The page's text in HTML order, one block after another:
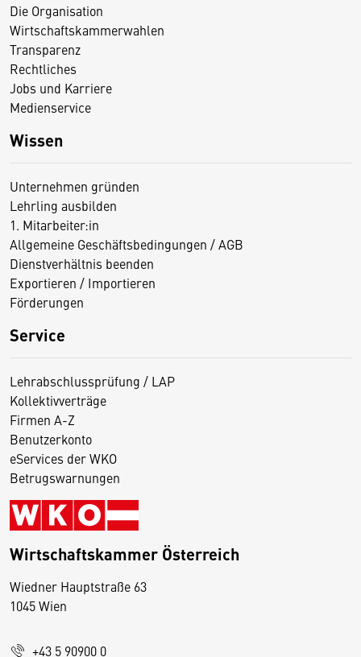
Die Organisation
Wirtschaftskammerwahlen
Transparenz
Rechtliches
Jobs und Karriere
Medienservice
Wissen
Unternehmen gründen
Lehrling ausbilden
1. Mitarbeiter:in
Allgemeine Geschäftsbedingungen / AGB
Dienstverhältnis beenden
Exportieren / Importieren
Förderungen
Service
Lehrabschlussprüfung / LAP
Kollektivverträge
Firmen A-Z
Benutzerkonto
eServices der WKO
Betrugswarnungen
Wirtschaftskammer Österreich
Wiedner Hauptstraße 63
1045 Wien
+43 5 90900 0
D